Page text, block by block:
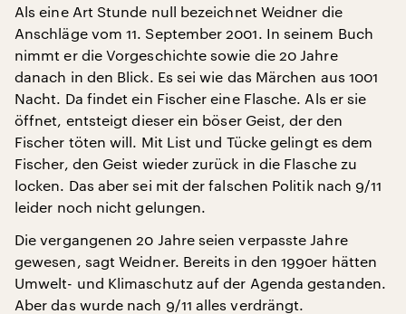
Als eine Art Stunde null bezeichnet Weidner die
Anschläge vom 11. September 2001. In seinem Buch
nimmt er die Vorgeschichte sowie die 20 Jahre
danach in den Blick. Es sei wie das Märchen aus 1001
Nacht. Da findet ein Fischer eine Flasche. Als er sie
öffnet, entsteigt dieser ein böser Geist, der den
Fischer töten will. Mit List und Tücke gelingt es dem
Fischer, den Geist wieder zurück in die Flasche zu
locken. Das aber sei mit der falschen Politik nach 9/11
leider noch nicht gelungen.
Die vergangenen 20 Jahre seien verpasste Jahre
gewesen, sagt Weidner. Bereits in den 1990er hätten
Umwelt- und Klimaschutz auf der Agenda gestanden.
Aber das wurde nach 9/11 alles verdrängt.